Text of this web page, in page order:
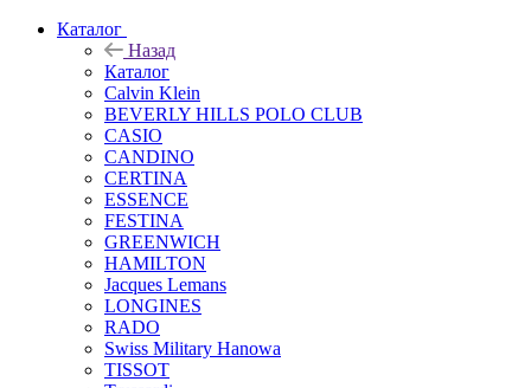
Каталог
Назад
Каталог
Calvin Klein
BEVERLY HILLS POLO CLUB
CASIO
CANDINO
CERTINA
ESSENCE
FESTINA
GREENWICH
HAMILTON
Jacques Lemans
LONGINES
RADO
Swiss Military Hanowa
TISSOT